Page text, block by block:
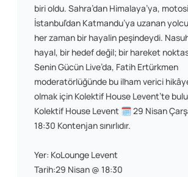
biri oldu. Sahra’dan Himalaya’ya,
İstanbul’dan Katmandu’ya uzanan
her zaman bir hayalin peşindeydi.
hayal, bir hedef değil; bir hareket
Senin Gücün Live’da, Fatih Ertürkmen
moderatörlüğünde bu ilham verici
olmak için Kolektif House Levent’te
Kolektif House Levent 🗓 29 Nisan
18:30 Kontenjan sınırlıdır.
Yer: KoLounge Levent
Tarih:29 Nisan @ 18:30